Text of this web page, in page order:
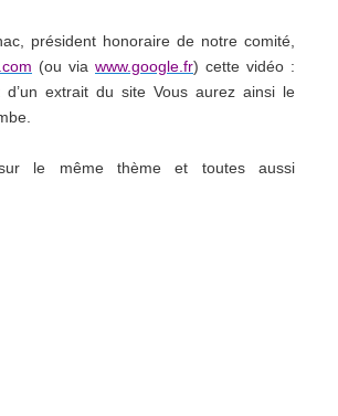
président honoraire de notre comité,
(ou via www.google.fr) cette vidéo :
d’un extrait du site Vous aurez ainsi le
le même thème et toutes aussi